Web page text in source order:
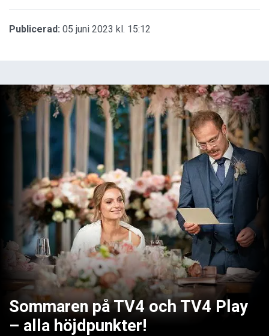
Publicerad: 05 juni 2023 kl. 15:12
Sommaren på TV4 och TV4 Play
– alla höjdpunkter!